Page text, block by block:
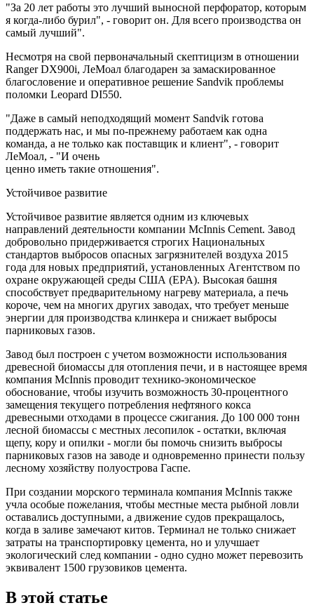
"За 20 лет работы это лучший выносной перфоратор, которым
я когда-либо бурил", - говорит он. Для всего производства он
самый лучший".
Несмотря на свой первоначальный скептицизм в отношении
Ranger DX900i, ЛеМоал благодарен за замаскированное
благословение и оперативное решение Sandvik проблемы
поломки Leopard DI550.
"Даже в самый неподходящий момент Sandvik готова
поддержать нас, и мы по-прежнему работаем как одна
команда, а не только как поставщик и клиент", - говорит
ЛеМоал, - "И очень
ценно иметь такие отношения".
Устойчивое развитие
Устойчивое развитие является одним из ключевых
направлений деятельности компании McInnis Cement. Завод
добровольно придерживается строгих Национальных
стандартов выбросов опасных загрязнителей воздуха 2015
года для новых предприятий, установленных Агентством по
охране окружающей среды США (EPA). Высокая башня
способствует предварительному нагреву материала, а печь
короче, чем на многих других заводах, что требует меньше
энергии для производства клинкера и снижает выбросы
парниковых газов.
Завод был построен с учетом возможности использования
древесной биомассы для отопления печи, и в настоящее время
компания McInnis проводит технико-экономическое
обоснование, чтобы изучить возможность 30-процентного
замещения текущего потребления нефтяного кокса
древесными отходами в процессе сжигания. До 100 000 тонн
лесной биомассы с местных лесопилок - остатки, включая
щепу, кору и опилки - могли бы помочь снизить выбросы
парниковых газов на заводе и одновременно принести пользу
лесному хозяйству полуострова Гаспе.
При создании морского терминала компания McInnis также
учла особые пожелания, чтобы местные места рыбной ловли
оставались доступными, а движение судов прекращалось,
когда в заливе замечают китов. Терминал не только снижает
затраты на транспортировку цемента, но и улучшает
экологический след компании - одно судно может перевозить
эквивалент 1500 грузовиков цемента.
В этой статье